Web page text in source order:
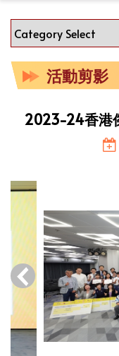
活動剪影
2023-24香港
‹